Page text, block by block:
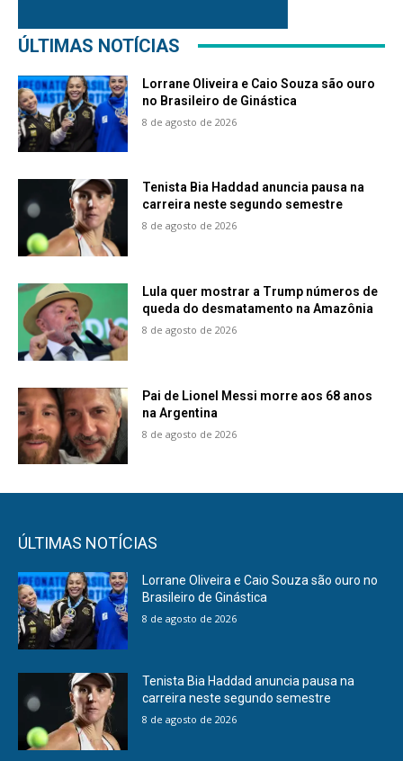
ÚLTIMAS NOTÍCIAS
Lorrane Oliveira e Caio Souza são ouro
no Brasileiro de Ginástica
8 de agosto de 2026
Tenista Bia Haddad anuncia pausa na
carreira neste segundo semestre
8 de agosto de 2026
Lula quer mostrar a Trump números de
queda do desmatamento na Amazônia
8 de agosto de 2026
Pai de Lionel Messi morre aos 68 anos
na Argentina
8 de agosto de 2026
ÚLTIMAS NOTÍCIAS
Lorrane Oliveira e Caio Souza são ouro no
Brasileiro de Ginástica
8 de agosto de 2026
Tenista Bia Haddad anuncia pausa na
carreira neste segundo semestre
8 de agosto de 2026